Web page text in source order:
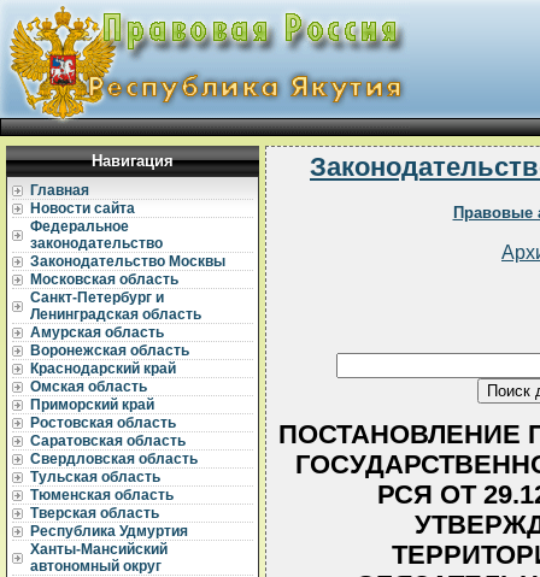
Навигация
Главная
Новости сайта
Федеральное
законодательство
Законодательство Москвы
Московская область
Санкт-Петербург и
Ленинградская область
Амурская область
Воронежская область
Краснодарский край
Омская область
Приморский край
Ростовская область
Саратовская область
Свердловская область
Тульская область
Тюменская область
Тверская область
Республика Удмуртия
Ханты-Мансийский
автономный округ
Правовые
ПОСТАНОВЛЕНИЕ
РСЯ ОТ